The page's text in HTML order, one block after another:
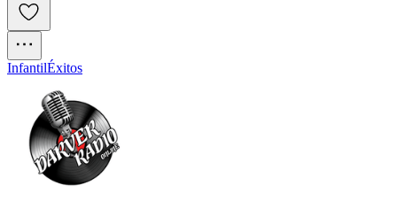
InfantilÉxitos